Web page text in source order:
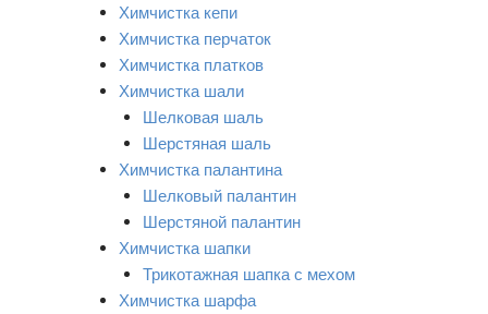
Химчистка кепи
Химчистка перчаток
Химчистка платков
Химчистка шали
Шелковая шаль
Шерстяная шаль
Химчистка палантина
Шелковый палантин
Шерстяной палантин
Химчистка шапки
Трикотажная шапка с мехом
Химчистка шарфа